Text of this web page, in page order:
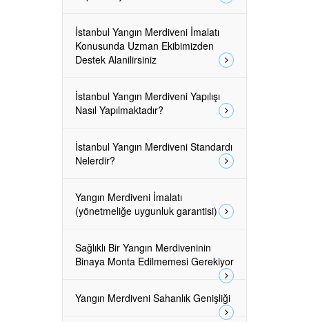
İstanbul Yangın Merdiveni İmalatı
Konusunda Uzman Ekibimizden
Destek Alanilirsiniz
İstanbul Yangın Merdiveni Yapılışı
Nasıl Yapılmaktadır?
İstanbul Yangın Merdiveni Standardı
Nelerdir?
Yangın Merdiveni İmalatı
(yönetmeliğe uygunluk garantisi)
Sağlıklı Bir Yangın Merdiveninin
Binaya Monta Edilmemesi Gerekiyor
Yangın Merdiveni Sahanlık Genişliği